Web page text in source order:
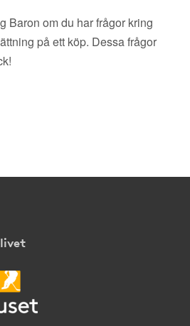
Baron om du har frågor kring
på ett köp. Dessa frågor